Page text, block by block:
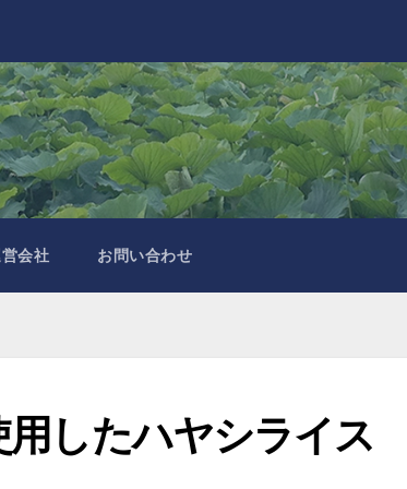
会社 お問い合わせ
用したハヤシライ